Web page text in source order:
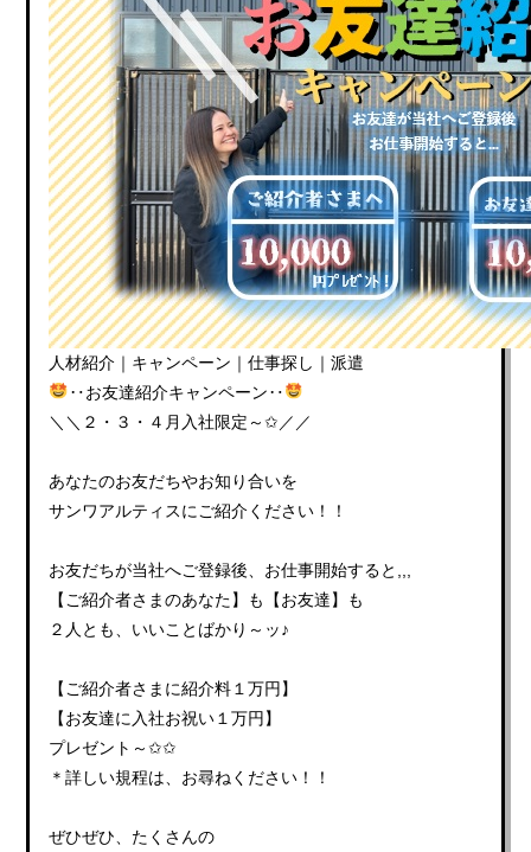
人材紹介｜キャンペーン｜仕事探し｜派遣
‥お友達紹介キャンペーン‥
＼＼２・３・４月入社限定～✩／／
あなたのお友だちやお知り合いを
サンワアルティスにご紹介ください！！
お友だちが当社へご登録後、お仕事開始すると,,,
【ご紹介者さまのあなた】も【お友達】も
２人とも、いいことばかり～ッ♪
【ご紹介者さまに紹介料１万円】
【お友達に入社お祝い１万円】
プレゼント～✩✩
＊詳しい規程は、お尋ねください！！
ぜひぜひ、たくさんの